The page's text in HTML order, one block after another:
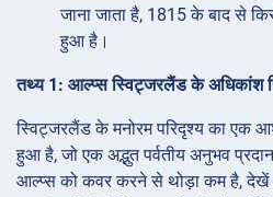
जाना जाता है, 1815 के बाद से
हुआ है।
तथ्य 1: आल्प्स स्विट्जरलैंड के अधिकांश
स्विट्जरलैंड के मनोरम परिदृश्य का एक
हुआ है, जो एक अद्भुत पर्वतीय अनुभव
आल्प्स को कवर करने से थोड़ा कम है, देखें